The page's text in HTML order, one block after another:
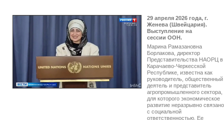
29 апреля 2026 года, г.
Женева (Швейцария).
Выступление на
сессии ООН.
Марина Рамазановна
Борлакова, директор
Представительства НАОРЦ в
Карачаево-Черкесской
Республике, известна как
руководитель, общественный
деятель и представитель
агропромышленного сектора,
для которого экономическое
развитие неразрывно связано
с социальной
ответственностью. Ее